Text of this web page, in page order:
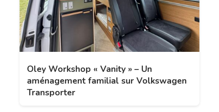
Oley Workshop « Vanity » – Un
aménagement familial sur Volkswagen
Transporter